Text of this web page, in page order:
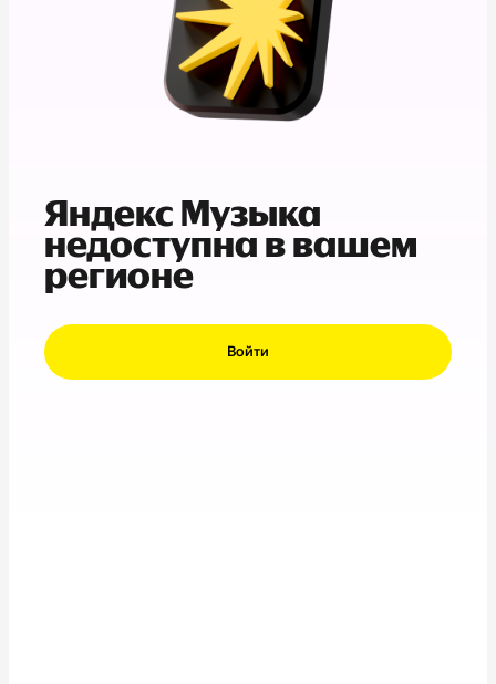
Яндекс Музыка
недоступна в вашем
регионе
Войти